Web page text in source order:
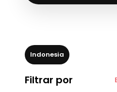
Indonesia
Filtrar por